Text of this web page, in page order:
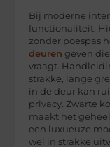
Bij moderne
functionaliteit.
zonder poespas
deuren geven
vraagt.
strakke, lange
in de deur kan
privacy. Zwarte
maakt het
een luxueuze
wel in strakke